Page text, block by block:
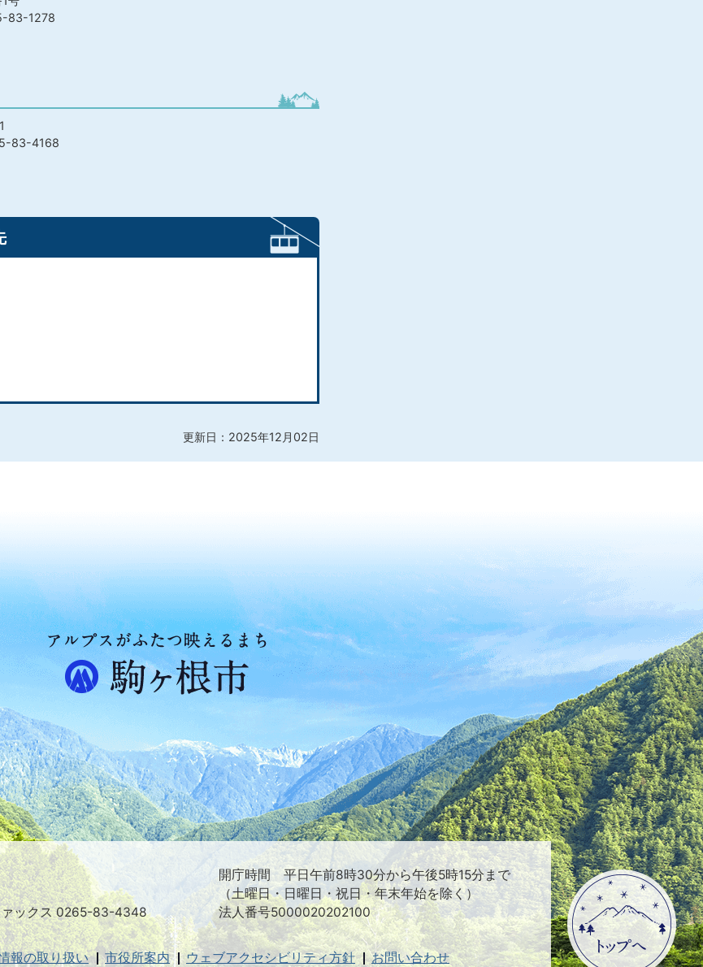
83-1278
83-4168
更新日：2025年12月02日
ア
ル
た
つ
映
え
る
ま
ち
駒
ヶ
根
市
ァックス 0265-83-4348
開庁時間 平日午前8時30分から午後5時15分まで
（土曜日・日曜日・祝日・年末年始を除く）
法人番号5000020202100
報の取り扱い 市役所案内 ウェブアクセシビリティ方針 お問い合わせ